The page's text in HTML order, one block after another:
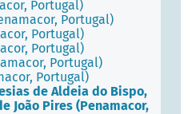
Portugal)
Portugal)
Portugal)
Portugal)
Portugal)
Portugal)
de Aldeia do Bispo,
João Pires (Penamacor,